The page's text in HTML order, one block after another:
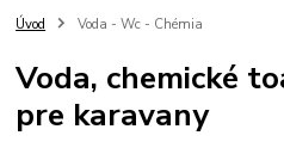
Úvod Voda - Wc - Chémia
Voda, chemické
pre karavany